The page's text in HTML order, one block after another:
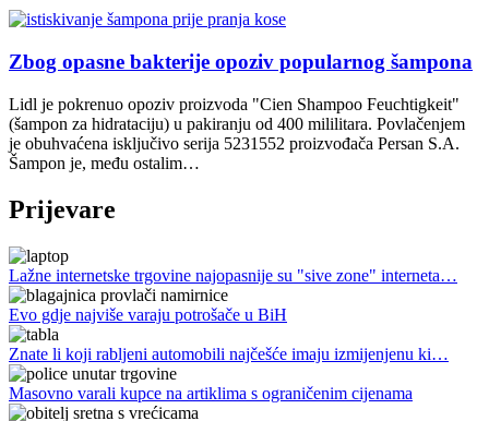
Zbog opasne bakterije opoziv popularnog šampona
Lidl je pokrenuo opoziv proizvoda "Cien Shampoo Feuchtigkeit"
(šampon za hidrataciju) u pakiranju od 400 mililitara. Povlačenjem
je obuhvaćena isključivo serija 5231552 proizvođača Persan S.A.
Šampon je, među ostalim…
Prijevare
Lažne internetske trgovine najopasnije su "sive zone" interneta…
Evo gdje najviše varaju potrošače u BiH
Znate li koji rabljeni automobili najčešće imaju izmijenjenu ki…
Masovno varali kupce na artiklima s ograničenim cijenama